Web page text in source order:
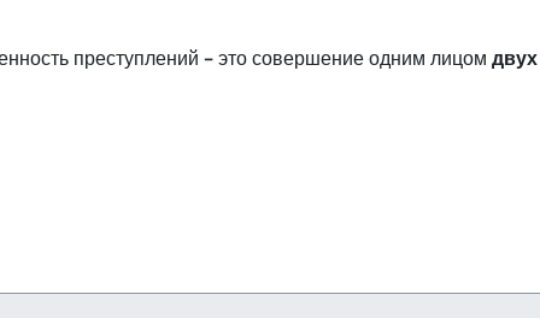
преступлений – это совершение одним лицом